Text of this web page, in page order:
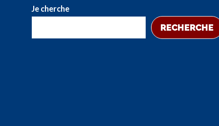
Je cherche
RECHERCHE